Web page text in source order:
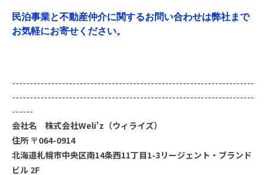
民泊事業と不動産仲介に関するお問い合わせは弊社まで
お気軽にお寄せください。
--------------------------------------------------------------------
--------------------------------------------------------------------
------
会社名 株式会社Weli'z（ウィライズ）
住所 〒064-0914
北海道札幌市中央区南14条西11丁目1-3リージェント・ブランド
ビル 2F